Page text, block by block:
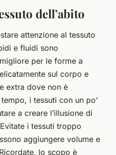
dell’abito
attenzione al tessuto
e fluidi sono
per le forme a
sul corpo e
extra dove non è
i tessuti con un po’
a creare l’illusione di
i tessuti troppo
aggiungere volume e
lo scopo è